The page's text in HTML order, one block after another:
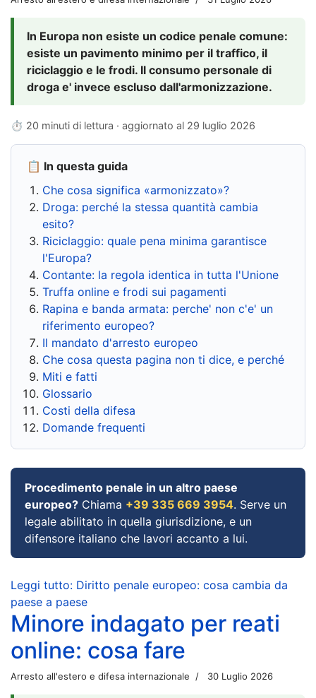
In Europa non esiste un codice penale comune:
esiste un pavimento minimo per il traffico, il
riciclaggio e le frodi. Il consumo personale di
droga e' invece escluso dall'armonizzazione.
⏱ 20 minuti di lettura · aggiornato al 29 luglio 2026
📋 In questa guida
Che cosa significa «armonizzato»?
Droga: perché la stessa quantità cambia
esito?
Riciclaggio: quale pena minima garantisce
l'Europa?
Contante: la regola identica in tutta l'Unione
Truffa online e frodi sui pagamenti
Rapina e banda armata: perche' non c'e' un
riferimento europeo?
Il mandato d'arresto europeo
Che cosa questa pagina non ti dice, e perché
Miti e fatti
Glossario
Costi della difesa
Domande frequenti
Procedimento penale in un altro paese
europeo? Chiama +39 335 669 3954. Serve un
legale abilitato in quella giurisdizione, e un
difensore italiano che lavori accanto a lui.
Leggi tutto: Diritto penale europeo: cosa cambia da
paese a paese
Minore indagato per reati
online: cosa fare
Arresto all'estero e difesa internazionale 30 Luglio 2026